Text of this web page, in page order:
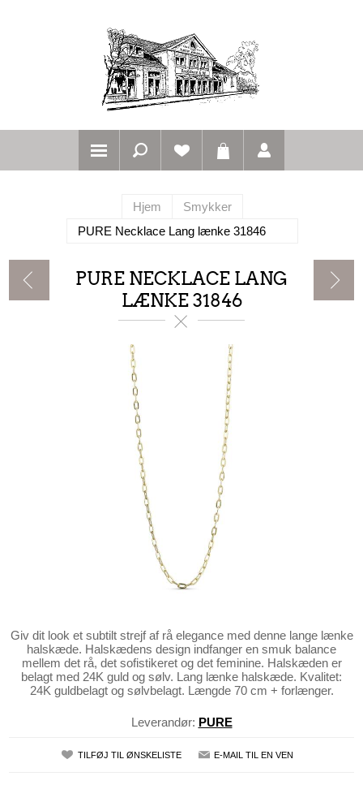
Hjem
Smykker
PURE Necklace Lang lænke 31846
PURE NECKLACE LANG
LÆNKE 31846
Giv dit look et subtilt strejf af rå elegance med denne lange lænke
halskæde. Halskædens design indfanger en smuk balance
mellem det rå, det sofistikeret og det feminine. Halskæden er
belagt med 24K guld og sølv. Lang lænke halskæde. Kvalitet:
24K guldbelagt og sølvbelagt. Længde 70 cm + forlænger.
Leverandør: PURE
TILFØJ TIL ØNSKELISTE E-MAIL TIL EN VEN